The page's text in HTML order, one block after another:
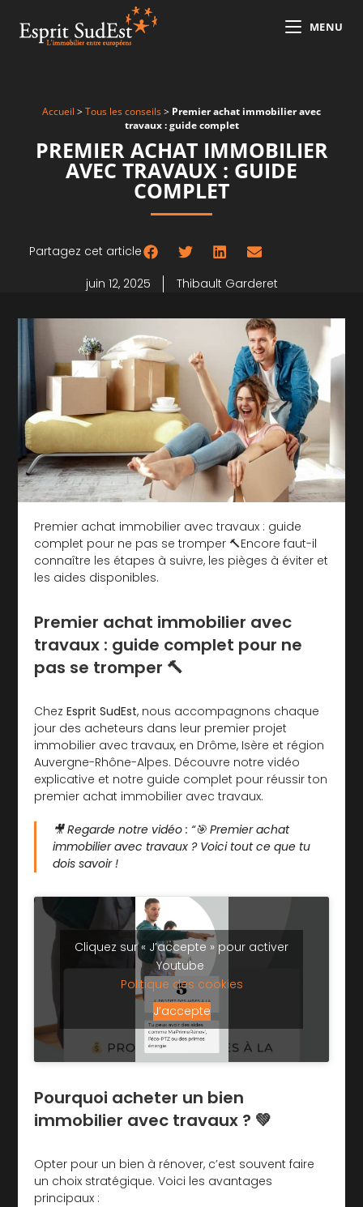
MENU
Accueil >Tous les conseils> Premier achat immobilier avec
travaux : guide complet
PREMIER ACHAT IMMOBILIER
AVEC TRAVAUX : GUIDE
COMPLET
Partagez cet article
juin 12, 2025
Thibault Garderet
Premier achat immobilier avec travaux : guide
complet pour ne pas se tromper 🔨Encore faut-il
connaître les étapes à suivre, les pièges à éviter et
les aides disponibles.
Premier achat immobilier avec
travaux : guide complet pour ne
pas se tromper 🔨
ChezEsprit SudEst, nous accompagnons chaque
jour des acheteurs dans leur premier projet
immobilier avec travaux, en Drôme, Isère et région
Auvergne-Rhône-Alpes. Découvre notre vidéo
explicative et notre guide complet pour réussir ton
premier achat immobilier avec travaux.
🎥Regarde notre vidéo : “🎯 Premier achat
immobilier avec travaux ? Voici tout ce que tu
dois savoir !
Cliquez sur « J’accepte » pour activer
Youtube
Politique des cookies
J’accepte
Pourquoi acheter un bien
immobilier avec travaux ? 💚
Opter pour un bien à rénover, c’est souvent faire
un choix stratégique. Voici les avantages
principaux :